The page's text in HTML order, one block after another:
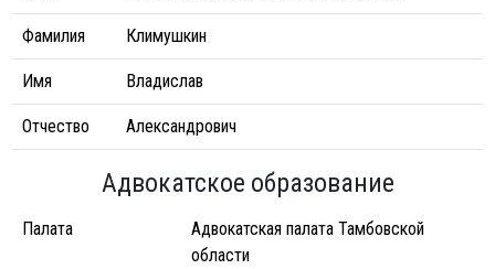
Фамилия Климушкин
Имя Владислав
Отчество Александрович
Адвокатское образование
Палата
Адвокатская палата Тамбовской
области